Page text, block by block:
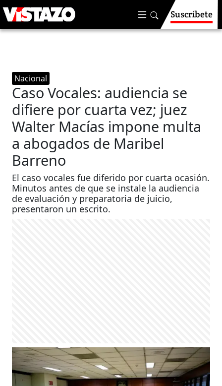
Suscríbete
Nacional
Caso Vocales: audiencia se
difiere por cuarta vez; juez
Walter Macías impone multa
a abogados de Maribel
Barreno
El caso vocales fue diferido por cuarta ocasión.
Minutos antes de que se instale la audiencia
de evaluación y preparatoria de juicio,
presentaron un escrito.